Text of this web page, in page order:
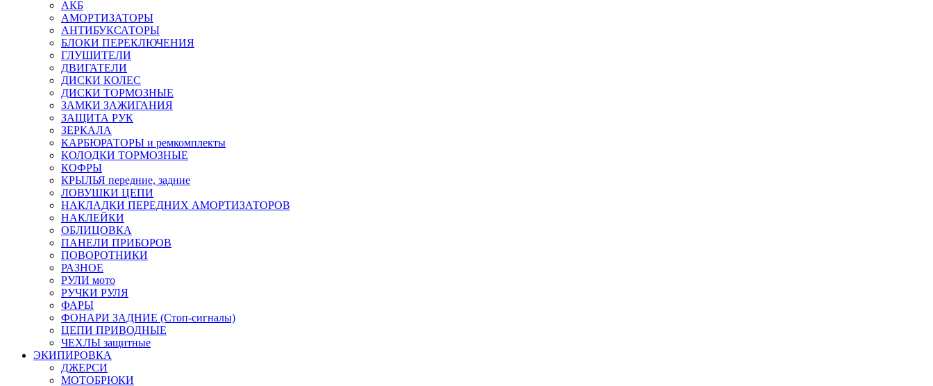
АКБ
АМОРТИЗАТОРЫ
АНТИБУКСАТОРЫ
БЛОКИ ПЕРЕКЛЮЧЕНИЯ
ГЛУШИТЕЛИ
ДВИГАТЕЛИ
ДИСКИ КОЛЕС
ДИСКИ ТОРМОЗНЫЕ
ЗАМКИ ЗАЖИГАНИЯ
ЗАЩИТА РУК
ЗЕРКАЛА
КАРБЮРАТОРЫ и ремкомплекты
КОЛОДКИ ТОРМОЗНЫЕ
КОФРЫ
КРЫЛЬЯ передние, задние
ЛОВУШКИ ЦЕПИ
НАКЛАДКИ ПЕРЕДНИХ АМОРТИЗАТОРОВ
НАКЛЕЙКИ
ОБЛИЦОВКА
ПАНЕЛИ ПРИБОРОВ
ПОВОРОТНИКИ
РАЗНОЕ
РУЛИ мото
РУЧКИ РУЛЯ
ФАРЫ
ФОНАРИ ЗАДНИЕ (Стоп-сигналы)
ЦЕПИ ПРИВОДНЫЕ
ЧЕХЛЫ защитные
ЭКИПИРОВКА
ДЖЕРСИ
МОТОБРЮКИ